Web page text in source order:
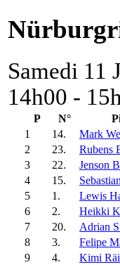
Samedi 11
14h00 -
P N°
1
14. Mark
2
23. Rubens
3
22. Jenson
4
15.
5
1. Lewis
6
2. Heikki
7
20. Adrian
8
3. Felipe
9
4. Kimi